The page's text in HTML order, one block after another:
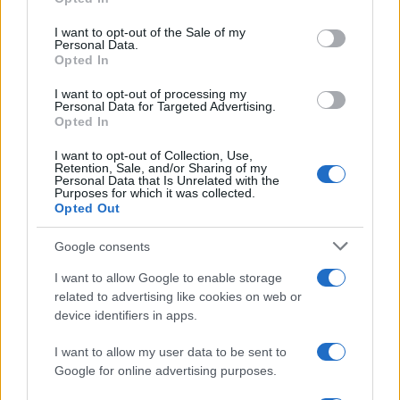
use your data for below specified purposes in below Google
consent section.
I want to opt-out of the Sale of my
Personal Data.
Opted In
I want to opt-out of processing my
Personal Data for Targeted Advertising.
Opted In
I want to opt-out of Collection, Use,
Retention, Sale, and/or Sharing of my
Personal Data that Is Unrelated with the
Purposes for which it was collected.
Opted Out
Google consents
I want to allow Google to enable storage
related to advertising like cookies on web or
device identifiers in apps.
I want to allow my user data to be sent to
Google for online advertising purposes.
08:2026.05.26
Όλες οι εγγυήσεις που προσφέρουν οι